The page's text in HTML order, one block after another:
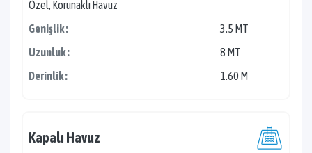
Özel, Korunaklı Havuz
Genişlik :
3.5 MT
Uzunluk :
8 MT
Derinlik :
1.60 M
Kapalı Havuz